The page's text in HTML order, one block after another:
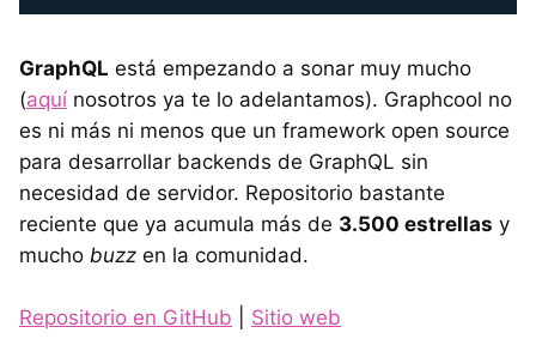
GraphQL está empezando a sonar muy mucho
(aquí nosotros ya te lo adelantamos). Graphcool no
es ni más ni menos que un framework open source
para desarrollar backends de GraphQL sin
necesidad de servidor. Repositorio bastante
reciente que ya acumula más de 3.500 estrellas y
mucho buzz en la comunidad.
Repositorio en GitHub Sitio web